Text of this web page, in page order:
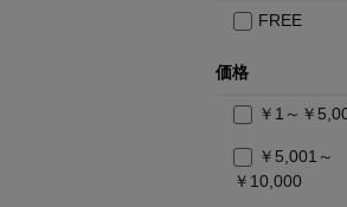
FREE
価格
￥1～￥
￥5,001～
￥10,000